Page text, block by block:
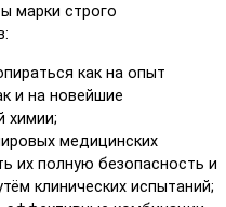
марки строго
как на опыт
и на новейшие
химии;
медицинских
их полную безопасность и
клинических испытаний;